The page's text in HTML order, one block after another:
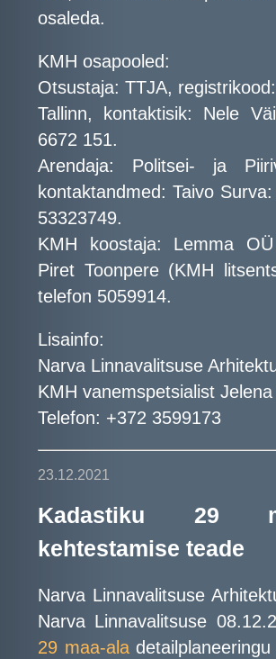
osaleda.
KMH osapooled:
Otsustaja: TTJA,
Tallinn, kontaktisik: Nele
6672 151.
Arendaja: Politsei- ja
kontaktandmed: Taivo
53323749.
KMH koostaja: Lemma
Piret Toonpere (KMH
telefon 5059914.
Lisainfo:
Narva Linnavalitsuse
KMH vanemspetsialist
Telefon: +372 3599173
23.12.2021
Kadastiku 29
kehtestamise teade
Narva Linnavalitsuse
Narva Linnavalitsuse
29 maa-ala